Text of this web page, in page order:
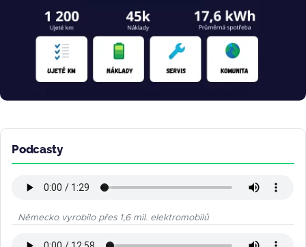
Podcasty
Německo vyrobilo přes 1,6 mil. elektromobilů